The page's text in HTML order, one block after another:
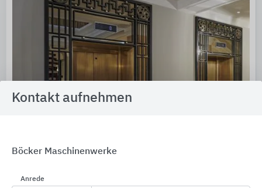
Kontakt aufnehmen
Böcker Maschinenwerke
Anrede